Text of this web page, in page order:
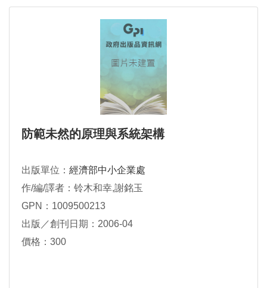
防範未然的原理與系統架構
出版單位： 經濟部中小企業處
作/編/譯者：铃木和幸,謝銘玉
GPN：1009500213
出版／創刊日期：2006-04
價格：300